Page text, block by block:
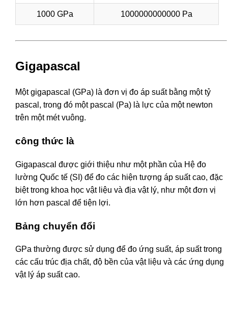
1000 GPa 1000000000000 Pa
Gigapascal
Một gigapascal (GPa) là đơn vị đo áp suất bằng một tỷ
pascal, trong đó một pascal (Pa) là lực của một newton
trên một mét vuông.
công thức là
Gigapascal được giới thiệu như một phần của Hệ đo
lường Quốc tế (SI) để đo các hiện tượng áp suất cao, đặc
biệt trong khoa học vật liệu và địa vật lý, như một đơn vị
lớn hơn pascal để tiện lợi.
Bảng chuyển đổi
GPa thường được sử dụng để đo ứng suất, áp suất trong
các cấu trúc địa chất, độ bền của vật liệu và các ứng dụng
vật lý áp suất cao.